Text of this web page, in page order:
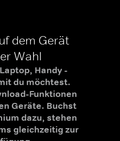
dem Gerät
Wahl
Handy -
du möchtest.
Funktionen
Geräte. Buchst
dazu, stehen
gleichzeitig zur